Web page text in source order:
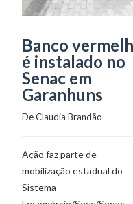
Banco
é instalado no
Senac em
Garanhuns
De Claudia Brandão
Ação faz parte de
mobilização estadual do
Sistema